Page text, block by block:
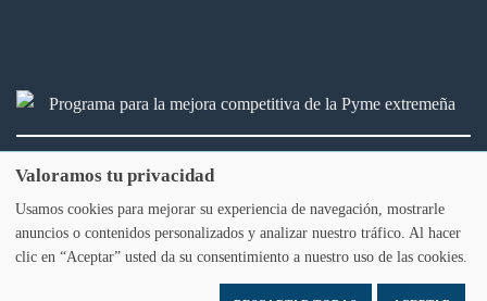
2026 © Bálamo Legal & fiscal. Todos los derechos reservados
Aviso legal Política de privacidad Política de Cookies
Valoramos tu privacidad
Usamos cookies para mejorar su experiencia de navegación, mostrarle
anuncios o contenidos personalizados y analizar nuestro tráfico. Al hacer
clic en “Aceptar” usted da su consentimiento a nuestro uso de las cookies.